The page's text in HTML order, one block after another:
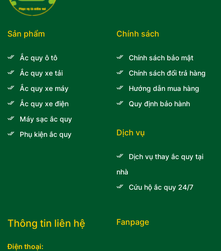
Thông tin liên hệ
Điện thoại:
Sản phẩm
Ắc quy ô tô
Ắc quy xe tải
Ắc quy xe máy
Ắc quy xe điện
Máy sạc ắc quy
Phụ kiện ắc quy
Chính sách
Chính sách bảo mật
Chính sách đổi trả hàng
Hướng dẫn mua hàng
Quy định bảo hành
Dịch vụ
Dịch vụ thay ắc quy tại
nhà
Cứu hộ ắc quy 24/7
Fanpage